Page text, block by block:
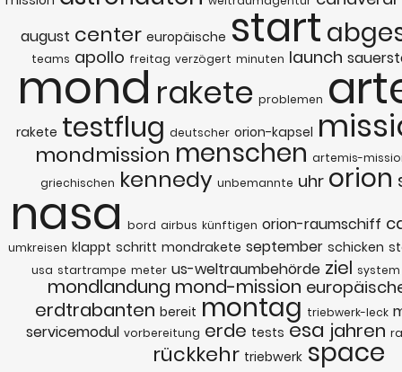
august center europäische start
teams apollo freitag verzögert minuten launch
mond rakete problemen
rakete testflug deutscher orion-kapsel
mondmission menschen artemis-
griechischen kennedy unbemannte uhr orion
nasa bord airbus künftigen orion-raumschiff
umkreisen klappt schritt mondrakete september schicken
usa startrampe meter us-weltraumbehörde ziel system
mondlandung mond-mission
erdtrabanten bereit montag triebwerk-leck
servicemodul vorbereitung erde tests esa jahren
rückkehr triebwerk space